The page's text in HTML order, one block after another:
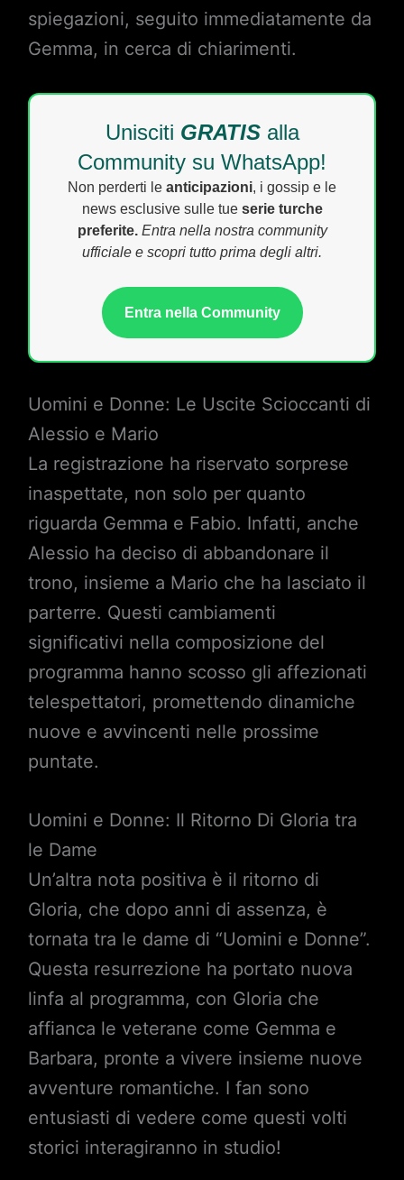
spiegazioni, seguito immediatamente da
Gemma, in cerca di chiarimenti.
Unisciti GRATISalla
Community su WhatsApp!
Non perderti le anticipazioni, i gossip e le
news esclusive sulle tue serie turche
preferite. Entra nella nostra community
ufficiale e scopri tutto prima degli altri.
Entra nella Community
Uomini e Donne: Le Uscite Scioccanti di
Alessio e Mario
La registrazione ha riservato sorprese
inaspettate, non solo per quanto
riguarda Gemma e Fabio. Infatti, anche
Alessio ha deciso di abbandonare il
trono, insieme a Mario che ha lasciato il
parterre. Questi cambiamenti
significativi nella composizione del
programma hanno scosso gli affezionati
telespettatori, promettendo dinamiche
nuove e avvincenti nelle prossime
puntate.
Uomini e Donne: Il Ritorno Di Gloria tra
le Dame
Un’altra nota positiva è il ritorno di
Gloria, che dopo anni di assenza, è
tornata tra le dame di “Uomini e Donne”.
Questa resurrezione ha portato nuova
linfa al programma, con Gloria che
affianca le veterane come Gemma e
Barbara, pronte a vivere insieme nuove
avventure romantiche. I fan sono
entusiasti di vedere come questi volti
storici interagiranno in studio!